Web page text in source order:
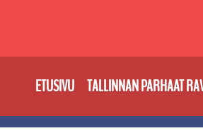
ETUSIVU TALLINNAN PARHAAT